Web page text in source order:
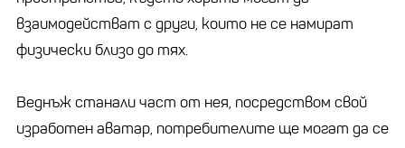
взаимодействат с други, които не се намират
физически близо до тях.
Веднъж станали част от нея, посредством свой
изработен аватар, потребителите ще могат да се